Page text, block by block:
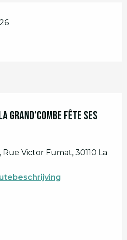
Grand'Combe fête ses
Victor Fumat, 30110 La